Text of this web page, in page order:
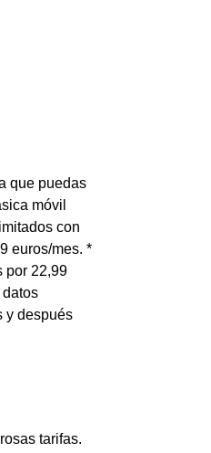
que puedas
móvil
con
euros/mes. *
por 22,99
y después
tarifas.